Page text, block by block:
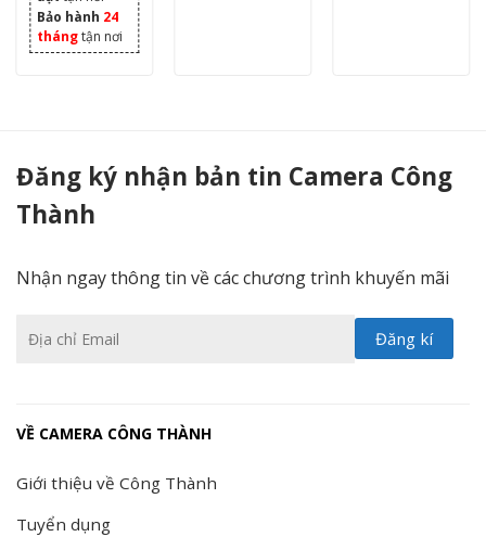
Bảo hành 24
thángtận nơi
Đăng ký nhận bản tin Camera Công
Thành
Nhận ngay thông tin về các chương trình khuyến mãi
VỀ CAMERA CÔNG THÀNH
Giới thiệu về Công Thành
Tuyển dụng